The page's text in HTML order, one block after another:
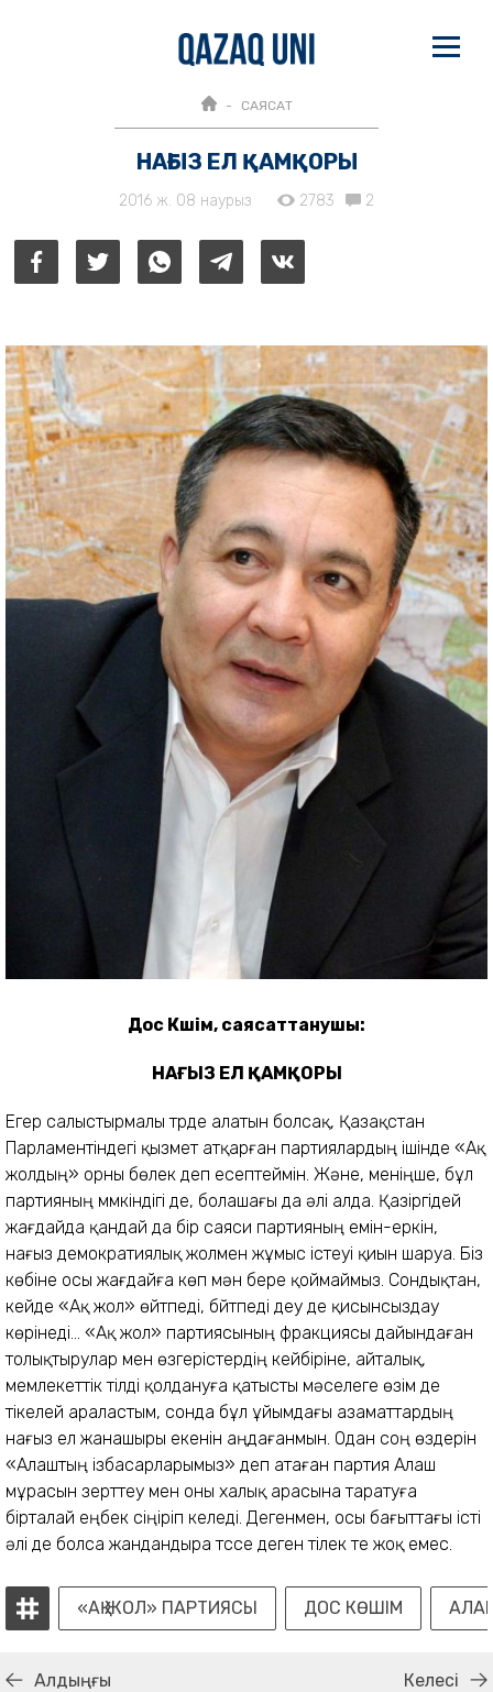
САЯСАТ
НАҒЫЗ ЕЛ ҚАМҚОРЫ
2016 ж. 08 наурыз 2783 2
Дос Көшім, саясаттанушы:
НАҒЫЗ ЕЛ ҚАМҚОРЫ
Егер салыстырмалы түрде алатын болсақ, Қазақстан
Парламентіндегі қызмет атқарған партиялардың ішінде «Ақ
жолдың» орны бөлек деп есептеймін. Және, меніңше, бұл
партияның мүмкіндігі де, болашағы да әлі алда. Қазіргідей
жағдайда қандай да бір саяси партияның емін-еркін,
нағыз демократиялық жолмен жұмыс істеуі қиын шаруа. Біз
көбіне осы жағдайға көп мән бере қоймаймыз. Сондықтан,
кейде «Ақ жол» өйтпеді, бүйтпеді деу де қисынсыздау
көрінеді… «Ақ жол» партиясының фракциясы дайындаған
толықтырулар мен өзгерістердің кейбіріне, айталық,
мемлекеттік тілді қолдануға қатысты мәселеге өзім де
тікелей араластым, сонда бұл ұйымдағы азаматтардың
нағыз ел жанашыры екенін аңдағанмын. Одан соң өздерін
«Алаштың ізбасарларымыз» деп атаған партия Алаш
мұрасын зерттеу мен оны халық арасына таратуға
бірталай еңбек сіңіріп келеді. Дегенмен, осы бағыттағы істі
әлі де болса жандандыра түссе деген тілек те жоқ емес.
«АҚ ЖОЛ» ПАРТИЯСЫ ДОС КӨШІМ
Алдыңғы Келесі